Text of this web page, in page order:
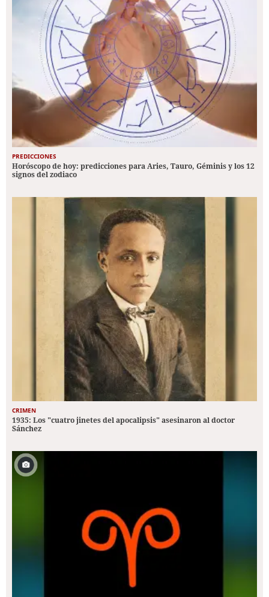
PREDICCIONES
Horóscopo de hoy: predicciones para Aries, Tauro, Géminis y los 12
signos del zodiaco
CRIMEN
1935: Los "cuatro jinetes del apocalipsis" asesinaron al doctor
Sánchez